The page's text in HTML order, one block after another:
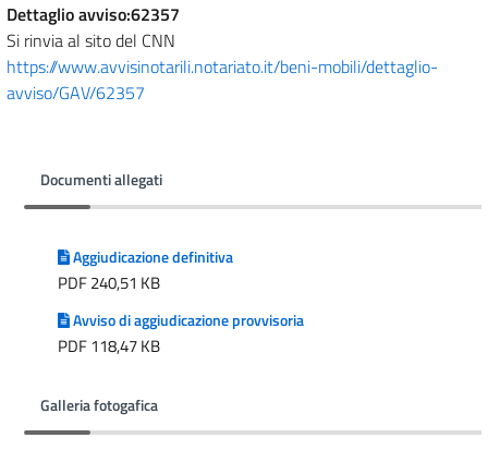
Dettaglio avviso:62357
Si rinvia al sito del CNN
https://www.avvisinotarili.notariato.it/beni-mobili/dettaglio-
avviso/GAV/62357
Documenti allegati
Aggiudicazione definitiva
PDF 240,51 KB
Avviso di aggiudicazione provvisoria
PDF 118,47 KB
Galleria fotogafica